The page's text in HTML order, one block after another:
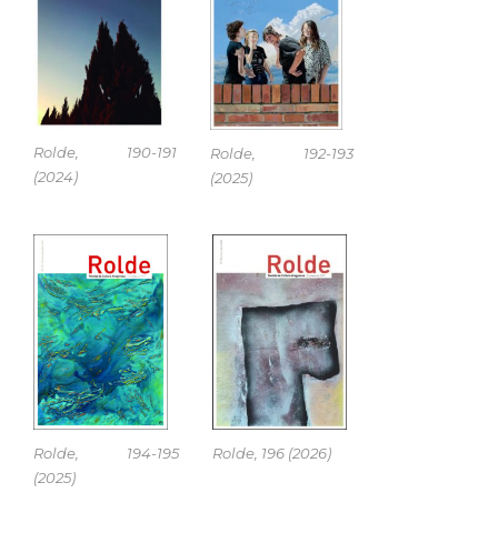
Rolde, 190-191
(2024)
Rolde, 192-193
(2025)
Rolde, 194-195
(2025)
Rolde, 196 (2026)